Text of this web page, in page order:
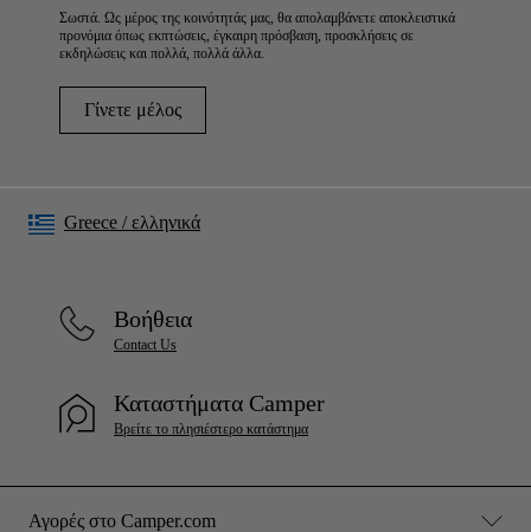
Σωστά. Ως μέρος της κοινότητάς μας, θα απολαμβάνετε αποκλειστικά
προνόμια όπως εκπτώσεις, έγκαιρη πρόσβαση, προσκλήσεις σε
εκδηλώσεις και πολλά, πολλά άλλα.
Γίνετε μέλος
Αγορές στο Camper.com
Βοήθεια
Contact Us
Καταστήματα Camper
Βρείτε το πλησιέστερο κατάστημα
Greece /ελληνικά